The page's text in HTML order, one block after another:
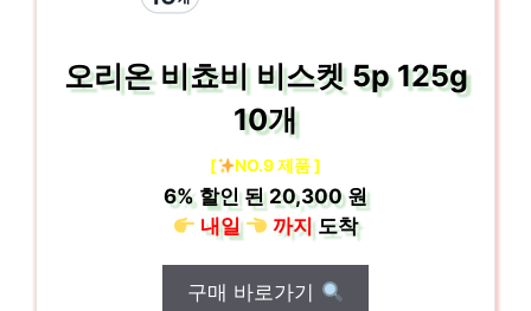
오리온 비쵸비 비스켓 5p 125g
10개
[ NO.9 제품 ]
6%할인 된20,300 원
내일
까지도착
구매 바로가기